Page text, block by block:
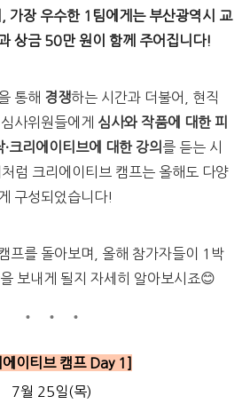
, 가장 우수한 1팀에게는부산광역시 교
상금 50만 원이 함께 주어집니다!
통해 경쟁하는 시간과 더불어, 현직
사위원들에게 심사와 작품에 대한 피
·크리에이티브에 대한 강의 를 듣는 시
럼 크리에이티브 캠프는 올해도 다양
구성되었습니다!
프를 돌아보며, 올해 참가자들이 1박
보내게 될지 자세히 알아보시죠😊
에이티브 캠프 Day 1]
7월 25일(목)